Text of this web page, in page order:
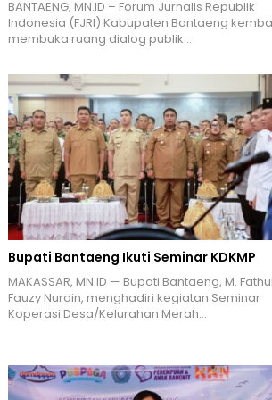
BANTAENG, MN.ID – Forum Jurnalis Republik
Indonesia (FJRI) Kabupaten Bantaeng
membuka ruang dialog publik…
Bupati Bantaeng Ikuti Seminar KDKMP
MAKASSAR, MN.ID — Bupati Bantaeng, M.
Fauzy Nurdin, menghadiri kegiatan Seminar
Koperasi Desa/Kelurahan Merah…